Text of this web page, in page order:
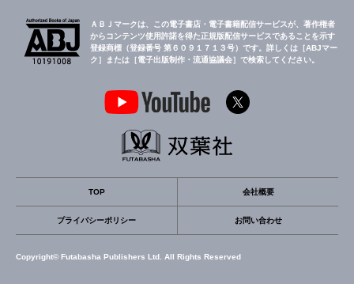
ＡＢＪマークは、この電子書店・電子書籍配信サービスが、著作権者
からコンテンツ使用許諾を得た正規版配信サービスであることを示す
登録商標（登録番号 第６０９１７１３号）です。詳しくは［ABJマー
ク］または［電子出版制作・流通協議会］で検索してください。
TOP 会社概要
プライバシーポリシー お問い合わせ
Copyright© Futabasha Publishers Ltd. All Rights Reserved